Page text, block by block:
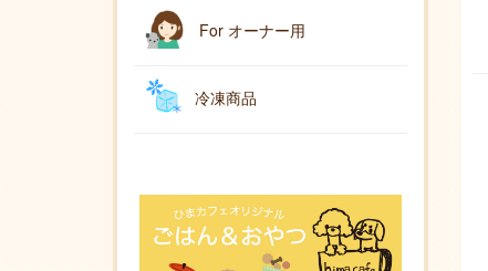
For オーナー用
冷凍商品